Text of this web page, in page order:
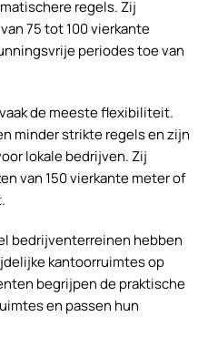
regels. Zij
75 tot 100 vierkante
periodes toe van
de meeste flexibiliteit.
minder strikte regels en zijn
lokale bedrijven. Zij
van 150 vierkante meter of
bedrijventerreinen hebben
kantoorruimtes op
begrijpen de praktische
en passen hun